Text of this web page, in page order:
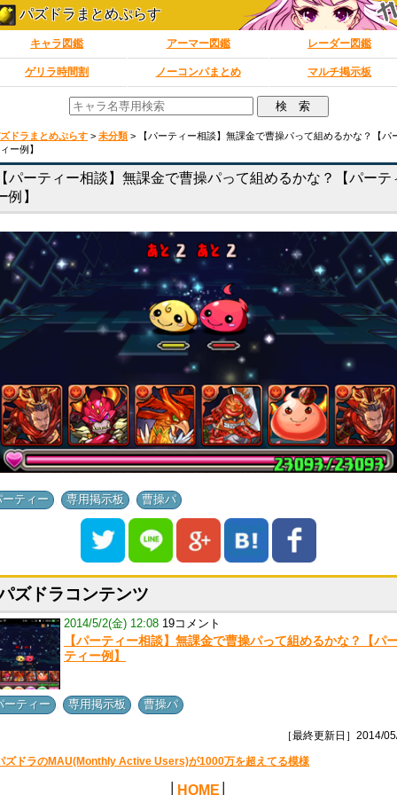
パズドラまとめぷらす
キャラ図鑑 アーマー図鑑 レーダー図鑑
ゲリラ時間割 ノーコンパまとめ マルチ掲示板
ドラまとめぷらす > 未分類 >
【パーティー相談】無課金で曹操パって組めるかな？【パ
ー例】
パーティー相談】無課金で曹操パって組めるかな？【パーテ
例】
ーティー 専用掲示板 曹操パ
ズドラコンテンツ
2014/5/2(金) 12:08 19コメント
【パーティー相談】無課金で曹操パって組めるかな？【パ
ティー例】
ーティー 専用掲示板 曹操パ
［最終更新日］2014/
ズドラのMAU(Monthly Active Users)が1000万を超えてる模様
HOME